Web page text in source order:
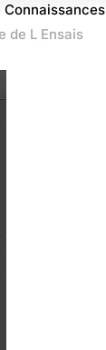
Connaissances
de L Ensais